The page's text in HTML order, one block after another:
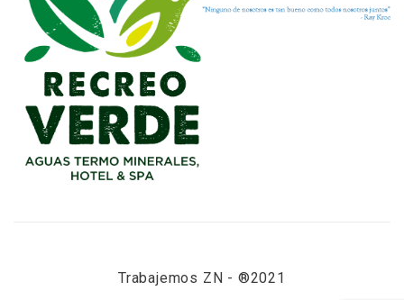
Trabajemos ZN - ®2021